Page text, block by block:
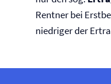
Rentner bei
niedriger der